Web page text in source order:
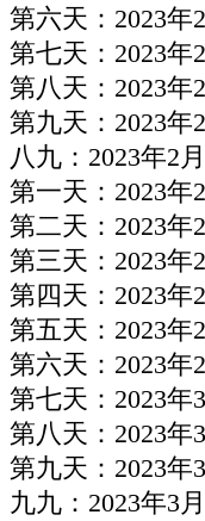
第六天：2023年
第七天：2023年
第八天：2023年
第九天：2023年
八九：2023年2
第一天：2023年
第二天：2023年
第三天：2023年
第四天：2023年
第五天：2023年
第六天：2023年
第七天：2023年
第八天：2023年
第九天：2023年
九九：2023年3